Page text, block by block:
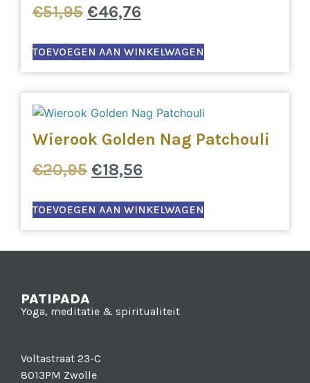
€51,95 €46,76
TOEVOEGEN AAN WINKELWAGEN
Wierook Golden Nag Patchouli
€20,95 €18,56
TOEVOEGEN AAN WINKELWAGEN
PATIPADA
Yoga, meditatie & spiritualiteit
Voltastraat 23-C
8013PM Zwolle